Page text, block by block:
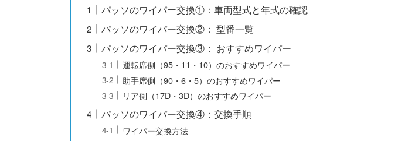
パッソのワイパー交換①：車両型式と年式の確認
パッソのワイパー交換②： 型番一覧
パッソのワイパー交換③： おすすめワイパー
運転席側（95・11・10）のおすすめワイパー
助手席側（90・6・5）のおすすめワイパー
リア側（17D・3D）のおすすめワイパー
パッソのワイパー交換④：交換手順
ワイパー交換方法